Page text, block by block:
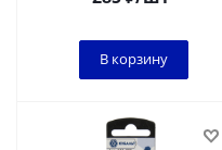
В корзину